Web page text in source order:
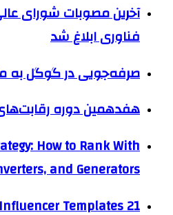
آخرین مصوبات شورای
فناوری ابلاغ شد
صرفه‌جویی در گوگل به
هفدهمین دوره رقابت‌های
How to Rank With
and Generators
Influencer Templates